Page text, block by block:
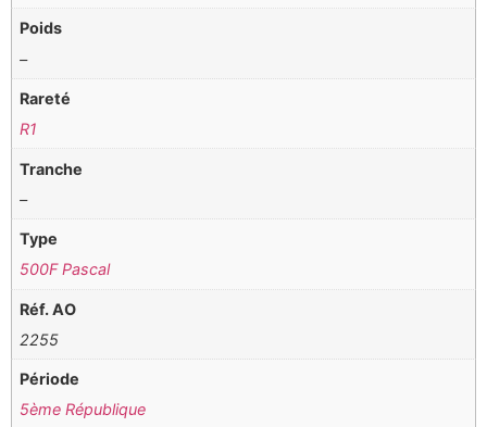
Poids
–
Rareté
R1
Tranche
–
Type
500F Pascal
Réf. AO
2255
Période
5ème République